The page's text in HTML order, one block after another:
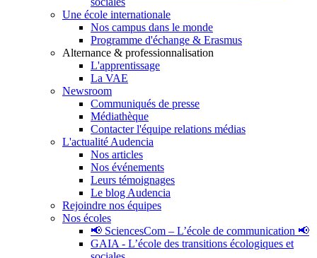
Une école internationale
Nos campus dans le monde
Programme d'échange & Erasmus
Alternance & professionnalisation
L'apprentissage
La VAE
Newsroom
Communiqués de presse
Médiathèque
Contacter l'équipe relations médias
L'actualité Audencia
Nos articles
Nos événements
Leurs témoignages
Le blog Audencia
Rejoindre nos équipes
Nos écoles
📢 SciencesCom – L’école de communication 📢
GAIA - L’école des transitions écologiques et